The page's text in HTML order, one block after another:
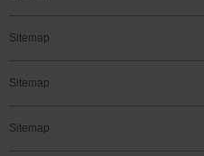
Sitemap
Sitemap
Sitemap